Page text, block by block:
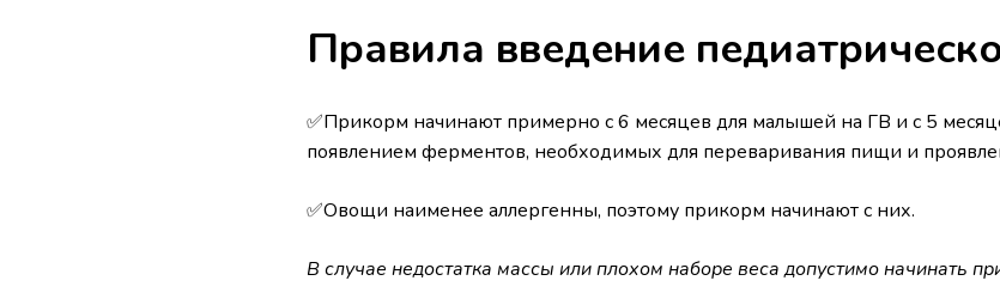
Правила введение
✅Прикорм начинают примерно с 6 месяцев для малышей на ГВ и с 5
появлением ферментов, необходимых для переваривания пищи и
✅Овощи наименее аллергенны, поэтому прикорм начинают с них.
В случае недостатка массы или плохом наборе веса допустимо начинать